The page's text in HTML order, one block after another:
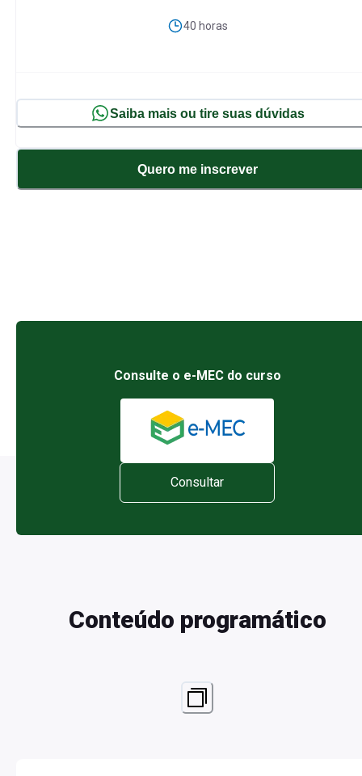
40 horas
Saiba mais ou tire suas dúvidas
Quero me inscrever
Consulte o e-MEC do curso
Consultar
Conteúdo programático